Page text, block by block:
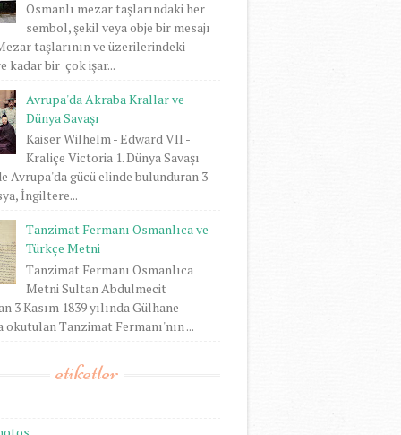
Osmanlı mezar taşlarındaki her
sembol, şekil veya obje bir mesajı
taşlarının ve üzerilerindeki
kadar bir çok işar...
Avrupa'da Akraba Krallar ve
Dünya Savaşı
Kaiser Wilhelm - Edward VII -
Kraliçe Victoria 1. Dünya Savaşı
Avrupa'da gücü elinde bulunduran 3
İngiltere...
Tanzimat Fermanı Osmanlıca ve
Türkçe Metni
Tanzimat Fermanı Osmanlıca
Metni Sultan Abdulmecit
3 Kasım 1839 yılında Gülhane
okutulan Tanzimat Fermanı'nın ...
etiketler